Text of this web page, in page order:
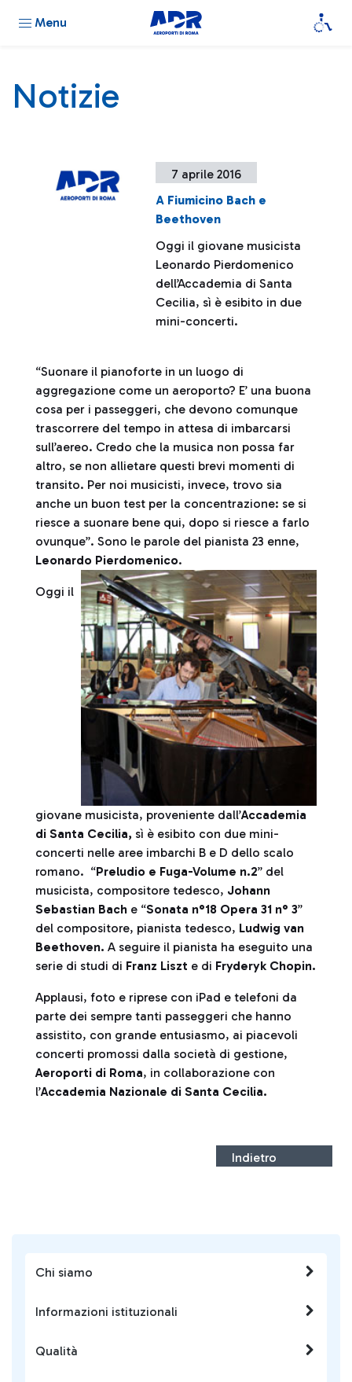
Menu
Chi siamo
Informazioni istituzionali
Qualità
Notizie
7 aprile 2016
A Fiumicino Bach e
Beethoven
Oggi il giovane musicista
Leonardo Pierdomenico
dell’Accademia di Santa
Cecilia, sì è esibito in due
mini-concerti.
“Suonare il pianoforte in un luogo di
aggregazione come un aeroporto? E’ una buona
cosa per i passeggeri, che devono comunque
trascorrere del tempo in attesa di imbarcarsi
sull’aereo. Credo che la musica non possa far
altro, se non allietare questi brevi momenti di
transito. Per noi musicisti, invece, trovo sia
anche un buon test per la concentrazione: se si
riesce a suonare bene qui, dopo si riesce a farlo
ovunque”. Sono le parole del pianista 23 enne,
Leonardo Pierdomenico.
Oggi il
giovane musicista, proveniente dall’Accademia
di Santa Cecilia, sì è esibito con due mini-
concerti nelle aree imbarchi B e D dello scalo
romano. “Preludio e Fuga-Volume n.2” del
musicista, compositore tedesco, Johann
Sebastian Bach e “Sonata n°18 Opera 31 n° 3”
del compositore, pianista tedesco, Ludwig van
Beethoven. A seguire il pianista ha eseguito una
serie di studi di Franz Liszt e di Fryderyk Chopin.
Applausi, foto e riprese con iPad e telefoni da
parte dei sempre tanti passeggeri che hanno
assistito, con grande entusiasmo, ai piacevoli
concerti promossi dalla società di gestione,
Aeroporti di Roma, in collaborazione con
l’Accademia Nazionale di Santa Cecilia.
Indietro